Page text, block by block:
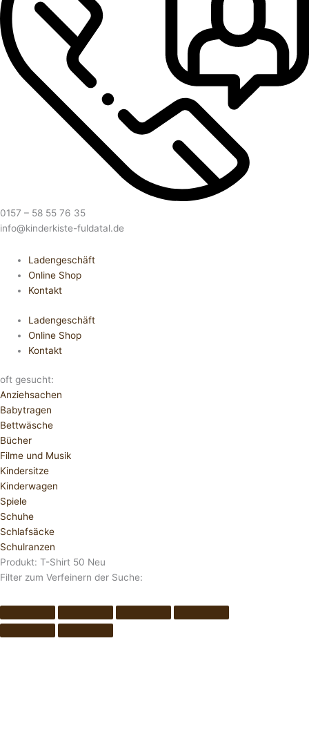
0157 – 58 55 76 35
info@kinderkiste-fuldatal.de
Ladengeschäft
Online Shop
Kontakt
Ladengeschäft
Online Shop
Kontakt
oft gesucht:
Anziehsachen
Babytragen
Bettwäsche
Bücher
Filme und Musik
Kindersitze
Kinderwagen
Spiele
Schuhe
Schlafsäcke
Schulranzen
Produkt: T-Shirt 50 Neu
Filter zum Verfeinern der Suche: